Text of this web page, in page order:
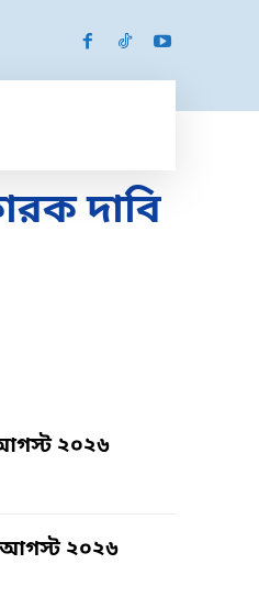
দাবি
২০২৬
২০২৬